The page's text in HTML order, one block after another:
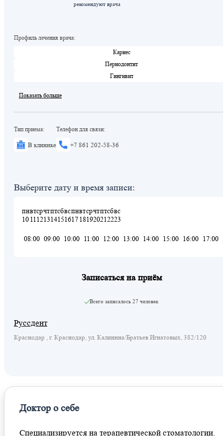
рекомендуют врача
Профиль лечения врача:
Кариес
Периодонтит
Гингивит
Показать больше
Тип приема:
В клинике
Телефон для связи:
+7 861 202-58-36
Выберите дату и время записи:
пн
10
вт
11
ср
12
чт
13
пт
14
сб
15
вс
16
пн
17
вт
18
ср
19
чт
20
пт
21
сб
22
вс
23
08:00 09:00 10:00 11:00 12:00 13:00 14:00 15:00 16:00 17:00
Записаться на приём
Всего записалось 27 человек
Руссдент
Краснодар , г. Краснодар, ул. Калинина/Братьев Игнатовых, 382/120
Доктор о себе
Специализируется на терапевтической стоматологии.